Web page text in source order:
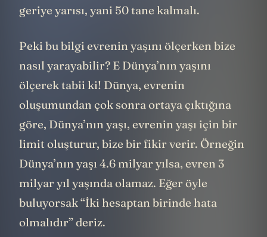
geriye yarısı, yani 50 tane kalmalı.
Peki bu bilgi evrenin yaşını ölçerken bize
nasıl yarayabilir? E Dünya’nın yaşını
ölçerek tabii ki! Dünya, evrenin
oluşumundan çok sonra ortaya çıktığına
göre, Dünya’nın yaşı, evrenin yaşı için bir
limit oluşturur, bize bir fikir verir. Örneğin
Dünya’nın yaşı 4.6 milyar yılsa, evren 3
milyar yıl yaşında olamaz. Eğer öyle
buluyorsak “İki hesaptan birinde hata
olmalıdır” deriz.